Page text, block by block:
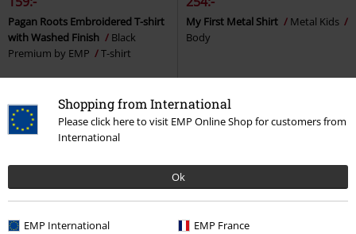
Shopping from International
Please click here to visit EMP Online Shop for customers from
International
Ok
EMP International EMP France
Pagan Roots Embroidered T-shirt
with Washed Finish
Black
Premium by EMP
T-shirt
My First Metal Shirt
Metal Kids
Body